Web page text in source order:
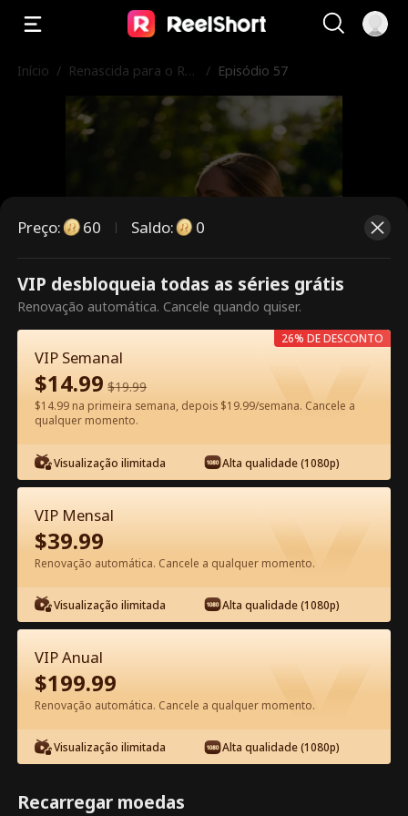
Início / Renascida para o Rei
/ Episódio 57
Este episódio é pago. Desbloqueie
para assistir.
60Desbloquear agora
Assista Grátis no App
Episódio 57 - Renascida para o Rei
Licantropo Filme completo
0-49 50-85 Todos os episódios
57 58 59 60 61
Preço: 60 Saldo: 0
VIP desbloqueia todas as séries grátis
Renovação automática. Cancele quando quiser.
VIP Semanal
$14.99 $19.99
$14.99 na primeira semana, depois $19.99/semana. Cancele a
qualquer momento.
Visualização ilimitada Alta qualidade (1080p)
26% DE DESCONTO
VIP Mensal
$39.99
Renovação automática. Cancele a qualquer momento.
Visualização ilimitada Alta qualidade (1080p)
VIP Anual
$199.99
Renovação automática. Cancele a qualquer momento.
Visualização ilimitada Alta qualidade (1080p)
Recarregar moedas